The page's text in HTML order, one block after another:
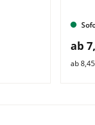
ab
ab